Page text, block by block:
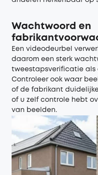
Wachtwoord en
Een videodeurbel
daarom een sterk
tweestapsverificatie als
Controleer ook waar
of de fabrikant
of u zelf controle hebt
van beelden.